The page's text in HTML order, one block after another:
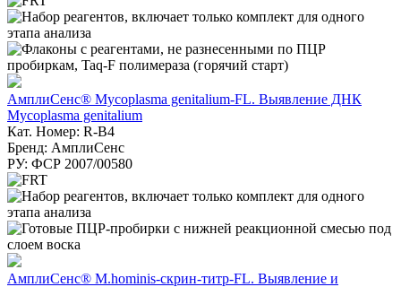
АмплиСенс® Mycoplasma genitalium-FL. Выявление ДНК
Mycoplasma genitalium
Кат. Номер: R-B4
Бренд: АмплиСенс
РУ: ФСР 2007/00580
АмплиСенс® M.hominis-скрин-титр-FL. Выявление и